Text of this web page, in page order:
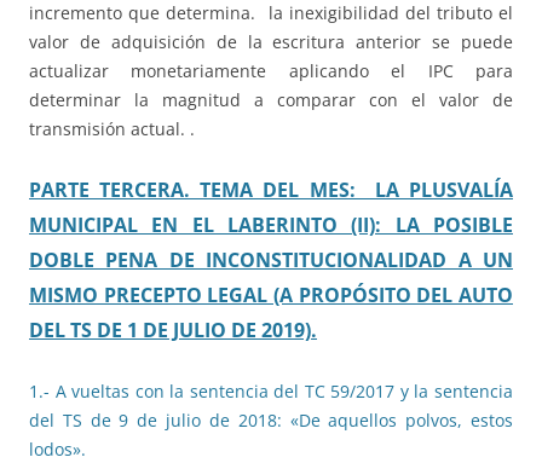
incremento que determina. la inexigibilidad del tributo el
valor de adquisición de la escritura anterior se puede
actualizar monetariamente aplicando el IPC para
determinar la magnitud a comparar con el valor de
transmisión actual. .
PARTE TERCERA. TEMA DEL MES: LA PLUSVALÍA
MUNICIPAL EN EL LABERINTO (II): LA POSIBLE
DOBLE PENA DE INCONSTITUCIONALIDAD A UN
MISMO PRECEPTO LEGAL (A PROPÓSITO DEL AUTO
DEL TS DE 1 DE JULIO DE 2019).
1.- A vueltas con la sentencia del TC 59/2017 y la sentencia
del TS de 9 de julio de 2018: «De aquellos polvos, estos
lodos».